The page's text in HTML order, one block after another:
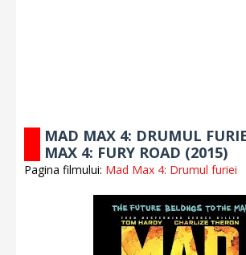
MAD MAX 4: DRUMUL
MAX 4: FURY ROAD (2015)
Pagina filmului: Mad Max 4: Drumul furiei